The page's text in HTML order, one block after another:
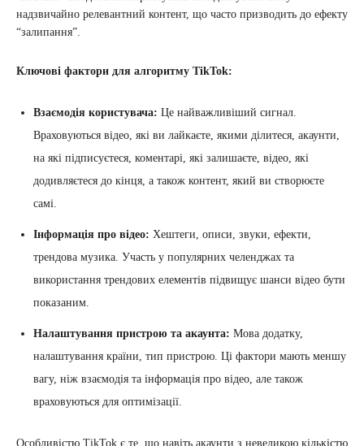
надзвичайно релевантний контент, що часто призводить до ефекту
“залипання”.
Ключові фактори для алгоритму TikTok:
Взаємодія користувача: Це найважливіший сигнал.
Враховуються відео, які ви лайкаєте, якими ділитеся, акаунти,
на які підписуєтеся, коментарі, які залишаєте, відео, які
додивляєтеся до кінця, а також контент, який ви створюєте
самі.
Інформація про відео: Хештеги, описи, звуки, ефекти,
трендова музика. Участь у популярних челенджах та
використання трендових елементів підвищує шанси відео бути
показаним.
Налаштування пристрою та акаунта: Мова додатку,
налаштування країни, тип пристрою. Ці фактори мають меншу
вагу, ніж взаємодія та інформація про відео, але також
враховуються для оптимізації.
Особливістю TikTok є те, що навіть акаунти з невеликою кількістю